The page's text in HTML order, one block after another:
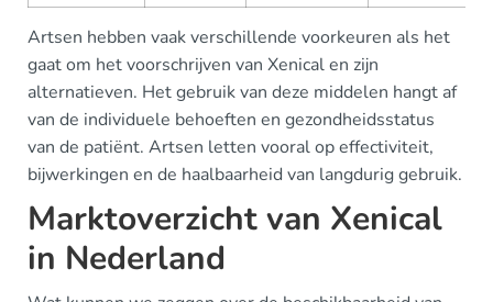
Artsen hebben vaak verschillende voorkeuren als het
gaat om het voorschrijven van Xenical en zijn
alternatieven. Het gebruik van deze middelen hangt af
van de individuele behoeften en gezondheidsstatus
van de patiënt. Artsen letten vooral op effectiviteit,
bijwerkingen en de haalbaarheid van langdurig gebruik.
Marktoverzicht van Xenical
in Nederland